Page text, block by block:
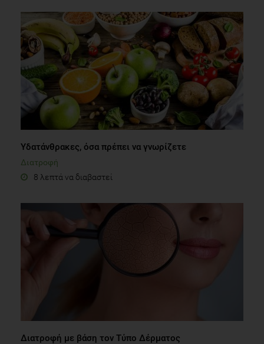
Υδατάνθρακες, όσα πρέπει να γνωρίζετε
Διατροφή
8 λεπτά να διαβαστεί
Διατροφή με βάση τον Τύπο Δέρματος